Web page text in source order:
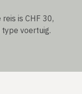
is CHF 30,
voertuig.